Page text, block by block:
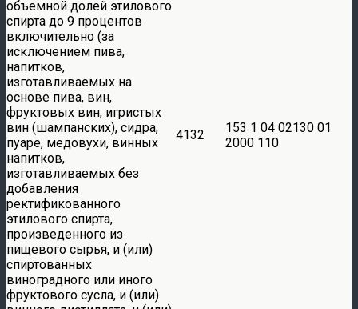
объемной долей этилового
спирта до 9 процентов
включительно (за
исключением пива,
напитков,
изготавливаемых на
основе пива, вин,
фруктовых вин, игристых
вин (шампанских), сидра,
пуаре, медовухи, винных
напитков,
изготавливаемых без
добавления
ректификованного
этилового спирта,
произведенного из
пищевого сырья, и (или)
спиртованных
виноградного или иного
фруктового сусла, и (или)
4132
153 1 04 02130 01
2000 110